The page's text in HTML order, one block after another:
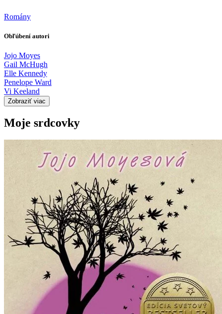
Romány
Obľúbení autori
Jojo Moyes
Gail McHugh
Elle Kennedy
Penelope Ward
Vi Keeland
Zobraziť viac
Moje srdcovky